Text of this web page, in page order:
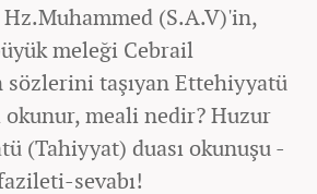
(S.A.V)'in,
meleği Cebrail
sözlerini taşıyan Ettehiyyatü
okunur, meali nedir? Huzur
(Tahiyyat) duası okunuşu -
sevabı!